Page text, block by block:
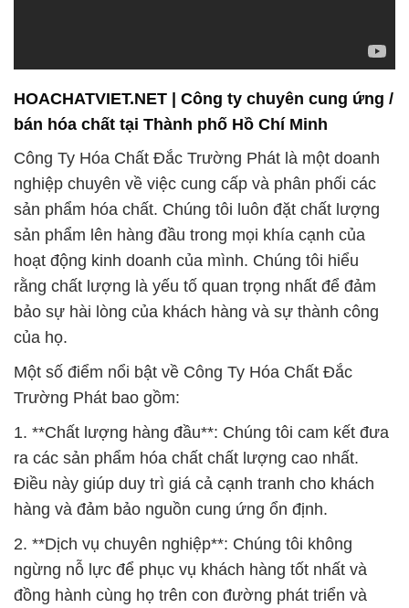
Công Ty Hóa Chất Đắc Trường Phát là một doanh
nghiệp chuyên về việc cung cấp và phân phối các
sản phẩm hóa chất. Chúng tôi luôn đặt chất lượng
sản phẩm lên hàng đầu trong mọi khía cạnh của
hoạt động kinh doanh của mình. Chúng tôi hiểu
rằng chất lượng là yếu tố quan trọng nhất để đảm
bảo sự hài lòng của khách hàng và sự thành công
của họ.
Một số điểm nổi bật về Công Ty Hóa Chất Đắc
Trường Phát bao gồm:
1. **Chất lượng hàng đầu**: Chúng tôi cam kết đưa
ra các sản phẩm hóa chất chất lượng cao nhất.
Điều này giúp duy trì giá cả cạnh tranh cho khách
hàng và đảm bảo nguồn cung ứng ổn định.
2. **Dịch vụ chuyên nghiệp**: Chúng tôi không
ngừng nỗ lực để phục vụ khách hàng tốt nhất và
đồng hành cùng họ trên con đường phát triển và
thành công. Chúng tôi luôn sẵn sàng đáp ứng mọi
nhu cầu của khách hàng trong lĩnh vực hóa chất.
3. **Quy trình sản xuất và kiểm định nghiêm ngặt**:
Chúng tôi thực hiện quy trình sản xuất và kiểm định